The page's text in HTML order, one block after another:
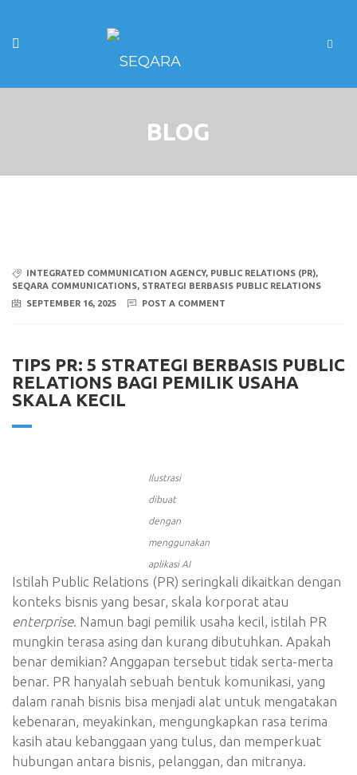
BLOG
INTEGRATED COMMUNICATION AGENCY, PUBLIC RELATIONS (PR),
SEQARA COMMUNICATIONS, STRATEGI BERBASIS PUBLIC RELATIONS
SEPTEMBER 16, 2025
POST A COMMENT
TIPS PR: 5 STRATEGI BERBASIS PUBLIC
RELATIONS BAGI PEMILIK USAHA
SKALA KECIL
Ilustrasi
dibuat
dengan
menggunakan
aplikasi AI
Istilah Public Relations (PR) seringkali dikaitkan dengan
konteks bisnis yang besar, skala korporat atau
enterprise. Namun bagi pemilik usaha kecil, istilah PR
mungkin terasa asing dan kurang dibutuhkan. Apakah
benar demikian? Anggapan tersebut tidak serta-merta
benar. PR hanyalah sebuah bentuk komunikasi, yang
dalam ranah bisnis bisa menjadi alat untuk mengatakan
kebenaran, meyakinkan, mengungkapkan rasa terima
kasih atau kebanggaan yang tulus, dan memperkuat
hubungan antara bisnis, pelanggan, dan mitranya.